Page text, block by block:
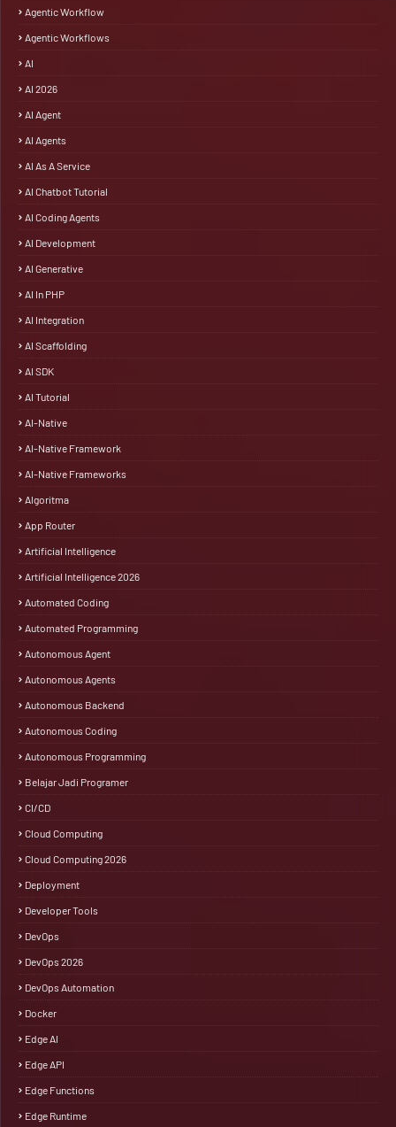
Agentic Workflow
Agentic Workflows
AI
AI 2026
AI Agent
AI Agents
AI As A Service
AI Chatbot Tutorial
AI Coding Agents
AI Development
AI Generative
AI In PHP
AI Integration
AI Scaffolding
AI SDK
AI Tutorial
AI-Native
AI-Native Framework
AI-Native Frameworks
Algoritma
App Router
Artificial Intelligence
Artificial Intelligence 2026
Automated Coding
Automated Programming
Autonomous Agent
Autonomous Agents
Autonomous Backend
Autonomous Coding
Autonomous Programming
Belajar Jadi Programer
CI/CD
Cloud Computing
Cloud Computing 2026
Deployment
Developer Tools
DevOps
DevOps 2026
DevOps Automation
Docker
Edge AI
Edge API
Edge Functions
Edge Runtime